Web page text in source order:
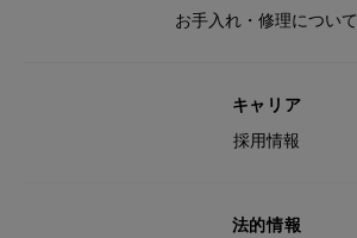
お手入れ・修理について
キャリア
採用情報
法的情報